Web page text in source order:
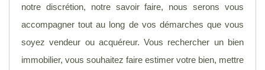
notre discrétion, notre savoir faire, nous serons vous
accompagner tout au long de vos démarches que vous
soyez vendeur ou acquéreur. Vous rechercher un bien
immobilier, vous souhaitez faire estimer votre bien, mettre